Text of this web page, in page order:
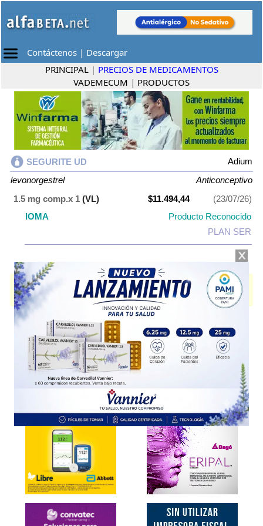
Contáctenos | Descargar
PRINCIPAL | PRECIOS DE MEDICAMENTOS
VADEMECUM | PRODUCTOS
SEGURITE UD
Adium
levonorgestrel
Anticonceptivo
1.5 mg comp.x 1 (VL) $11.494,44
(23/07/26)
IOMA
Producto Reconocido
PLAN SER
SEGURITE UD contiene levonorgestrel y se indica como Anticonceptivo
Es producido por
Adiumy cuenta con 1 presentación disponible.
Explorar más
Otros productos conlevonorgestrel
Otros productos deAdium